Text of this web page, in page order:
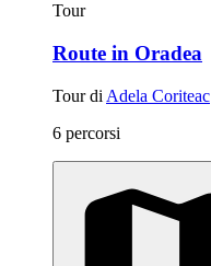
Tour
Route in Oradea
Tour di Adela Coriteac
6 percorsi